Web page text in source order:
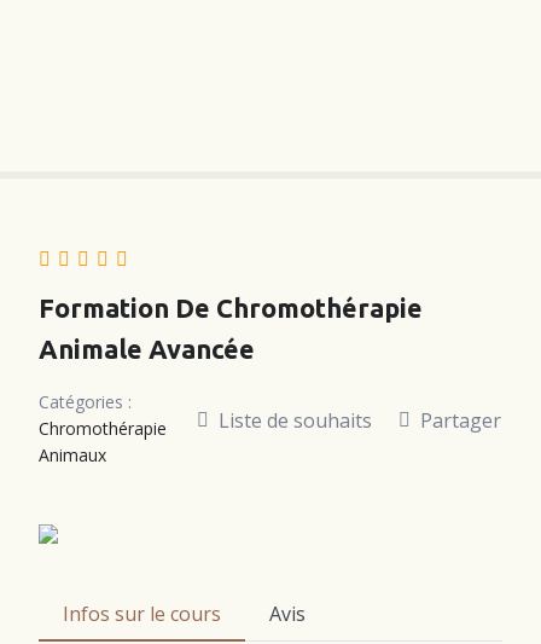
Formation De Chromothérapie
Animale Avancée
Catégories :
Chromothérapie
Animaux
Liste de souhaits Partager
Infos sur le cours Avis